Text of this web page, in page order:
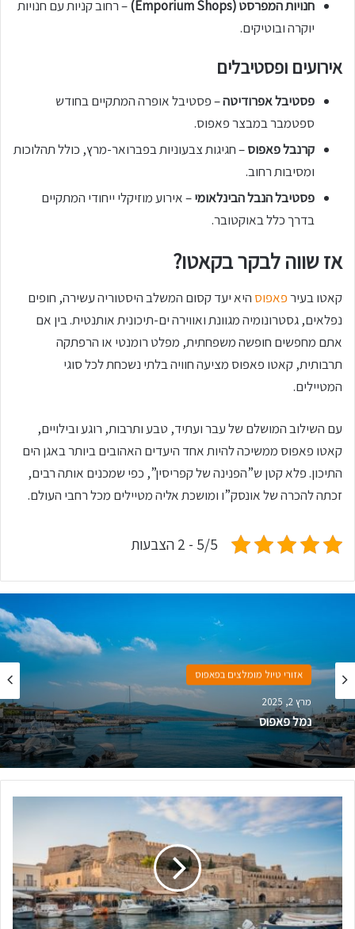
חנויות המפרסט (Emporium Shops)
– רחוב קניות עם חנויות
יוקרה ובוטיקים.
אירועים ופסטיבלים
פסטיבל אפרודיטה– פסטיבל אופרה המתקיים בחודש
ספטמבר במבצר פאפוס.
קרנבל פאפוס– חגיגות צבעוניות בפברואר-מרץ, כולל תהלוכות
ומסיבות רחוב.
פסטיבל הנבל הבינלאומי– אירוע מוזיקלי ייחודי המתקיים
בדרך כלל באוקטובר.
אז שווה לבקר בקאטו?
קאטו בעירפאפוס היא יעד קסום המשלב היסטוריה עשירה, חופים
נפלאים, גסטרונומיה מגוונת ואווירה ים-תיכונית אותנטית. בין אם
אתם מחפשים חופשה משפחתית, מפלט רומנטי או הרפתקה
תרבותית, קאטו פאפוס מציעה חוויה בלתי נשכחת לכל סוגי
המטיילים.
עם השילוב המושלם של עבר ועתיד, טבע ותרבות, רוגע ובילויים,
קאטו פאפוס ממשיכה להיות אחד היעדים האהובים ביותר באגן הים
התיכון. פלא קטן ש”הפנינה של קפריסין”, כפי שמכנים אותה רבים,
זכתה להכרה של אונסק”ו ומושכת אליה מטיילים מכל רחבי העולם.
5/5 - 2 הצבעות
אזורי טיול מומלצים בפאפוס
מרץ 2, 2025
נמל פאפוס
מ
ז
ו
י